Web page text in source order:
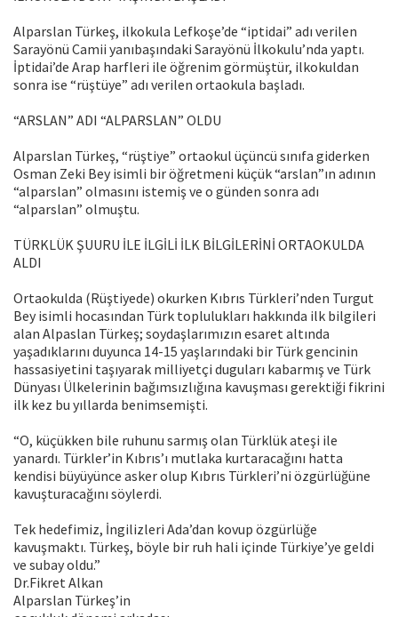
Alparslan Türkeş, ilkokula Lefkoşe’de “iptidai” adı verilen
Sarayönü Camii yanıbaşındaki Sarayönü İlkokulu’nda yaptı.
İptidai’de Arap harfleri ile öğrenim görmüştür, ilkokuldan
sonra ise “rüştüye” adı verilen ortaokula başladı.
“ARSLAN” ADI “ALPARSLAN” OLDU
Alparslan Türkeş, “rüştiye” ortaokul üçüncü sınıfa giderken
Osman Zeki Bey isimli bir öğretmeni küçük “arslan”ın adının
“alparslan” olmasını istemiş ve o günden sonra adı
“alparslan” olmuştu.
TÜRKLÜK ŞUURU İLE İLGİLİ İLK BİLGİLERİNİ ORTAOKULDA
ALDI
Ortaokulda (Rüştiyede) okurken Kıbrıs Türkleri’nden Turgut
Bey isimli hocasından Türk toplulukları hakkında ilk bilgileri
alan Alpaslan Türkeş; soydaşlarımızın esaret altında
yaşadıklarını duyunca 14-15 yaşlarındaki bir Türk gencinin
hassasiyetini taşıyarak milliyetçi duguları kabarmış ve Türk
Dünyası Ülkelerinin bağımsızlığına kavuşması gerektiği fikrini
ilk kez bu yıllarda benimsemişti.
“O, küçükken bile ruhunu sarmış olan Türklük ateşi ile
yanardı. Türkler’in Kıbrıs’ı mutlaka kurtaracağını hatta
kendisi büyüyünce asker olup Kıbrıs Türkleri’ni özgürlüğüne
kavuşturacağını söylerdi.
Tek hedefimiz, İngilizleri Ada’dan kovup özgürlüğe
kavuşmaktı. Türkeş, böyle bir ruh hali içinde Türkiye’ye geldi
ve subay oldu.”
Dr.Fikret Alkan
Alparslan Türkeş’in